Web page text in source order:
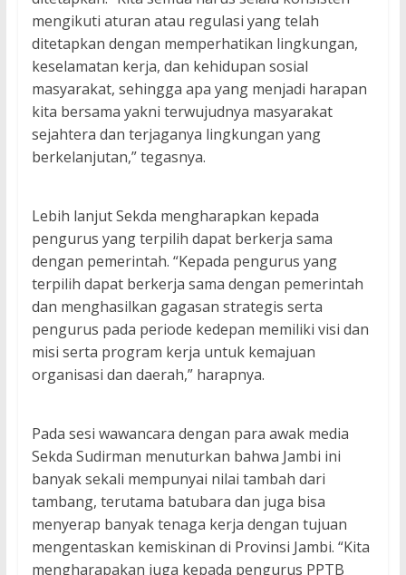
mengikuti aturan atau regulasi yang telah
ditetapkan dengan memperhatikan lingkungan,
keselamatan kerja, dan kehidupan sosial
masyarakat, sehingga apa yang menjadi harapan
kita bersama yakni terwujudnya masyarakat
sejahtera dan terjaganya lingkungan yang
berkelanjutan,” tegasnya.
Lebih lanjut Sekda mengharapkan kepada
pengurus yang terpilih dapat berkerja sama
dengan pemerintah. “Kepada pengurus yang
terpilih dapat berkerja sama dengan pemerintah
dan menghasilkan gagasan strategis serta
pengurus pada periode kedepan memiliki visi dan
misi serta program kerja untuk kemajuan
organisasi dan daerah,” harapnya.
Pada sesi wawancara dengan para awak media
Sekda Sudirman menuturkan bahwa Jambi ini
banyak sekali mempunyai nilai tambah dari
tambang, terutama batubara dan juga bisa
menyerap banyak tenaga kerja dengan tujuan
mengentaskan kemiskinan di Provinsi Jambi. “Kita
mengharapakan juga kepada pengurus PPTB